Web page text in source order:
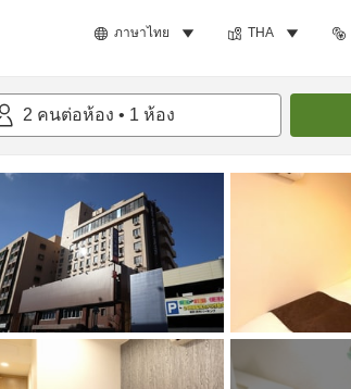
ภาษาไทย THA
2 คนต่อห้อง • 1 ห้อง